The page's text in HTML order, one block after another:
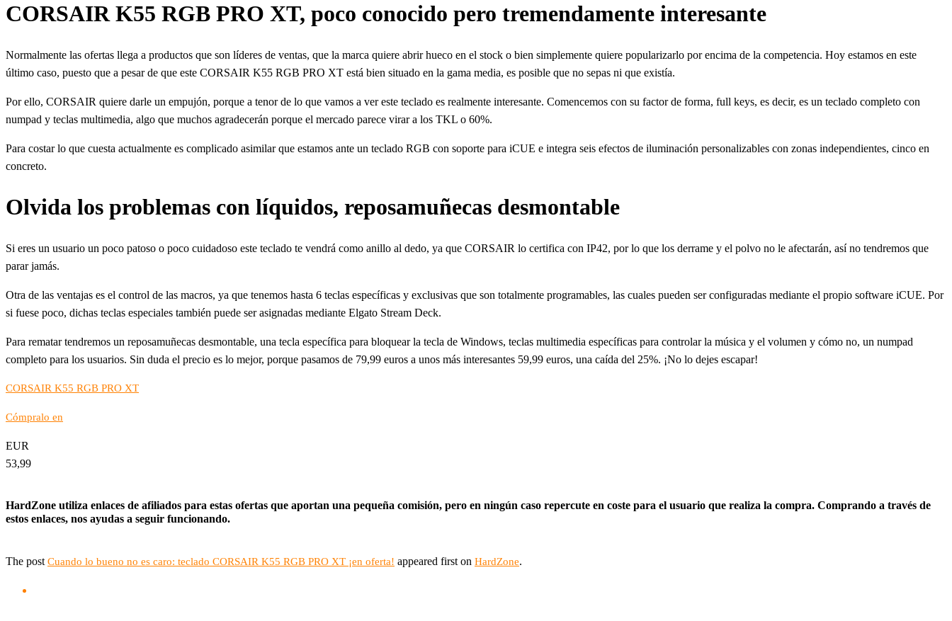
CORSAIR K55 RGB PRO XT, poco conocido pero tremendamente interesante
Normalmente las ofertas llega a productos que son líderes de ventas, que la marca quiere abrir hueco en el stock o bien simplemente quiere popularizarlo por encima de la competencia. Hoy estamos en este
último caso, puesto que a pesar de que este CORSAIR K55 RGB PRO XT está bien situado en la gama media, es posible que no sepas ni que existía.
Por ello, CORSAIR quiere darle un empujón, porque a tenor de lo que vamos a ver este teclado es realmente interesante. Comencemos con su factor de forma, full keys, es decir, es un teclado completo con
numpad y teclas multimedia, algo que muchos agradecerán porque el mercado parece virar a los TKL o 60%.
Para costar lo que cuesta actualmente es complicado asimilar que estamos ante un teclado RGB con soporte para iCUE e integra seis efectos de iluminación personalizables con zonas independientes, cinco en
concreto.
Olvida los problemas con líquidos, reposamuñecas desmontable
Si eres un usuario un poco patoso o poco cuidadoso este teclado te vendrá como anillo al dedo, ya que CORSAIR lo certifica con IP42, por lo que los derrame y el polvo no le afectarán, así no tendremos que
parar jamás.
Otra de las ventajas es el control de las macros, ya que tenemos hasta 6 teclas específicas y exclusivas que son totalmente programables, las cuales pueden ser configuradas mediante el propio software iCUE. Por
si fuese poco, dichas teclas especiales también puede ser asignadas mediante Elgato Stream Deck.
Para rematar tendremos un reposamuñecas desmontable, una tecla específica para bloquear la tecla de Windows, teclas multimedia específicas para controlar la música y el volumen y cómo no, un numpad
completo para los usuarios. Sin duda el precio es lo mejor, porque pasamos de 79,99 euros a unos más interesantes 59,99 euros, una caída del 25%. ¡No lo dejes escapar!
CORSAIR K55 RGB PRO XT
Cómpralo en
EUR
53,99
HardZone utiliza enlaces de afiliados para estas ofertas que aportan una pequeña comisión, pero en ningún caso repercute en coste para el usuario que realiza la compra. Comprando a través de
estos enlaces, nos ayudas a seguir funcionando.
The post Cuando lo bueno no es caro: teclado CORSAIR K55 RGB PRO XT ¡en oferta! appeared first on HardZone.